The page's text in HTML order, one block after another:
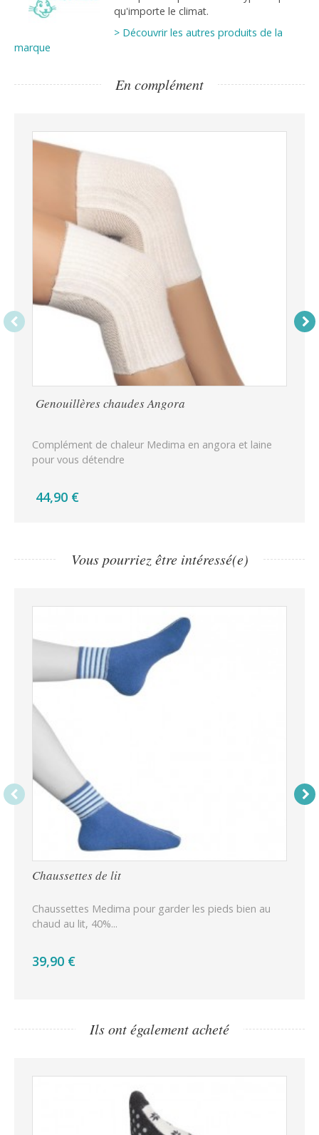
qu'importe le climat.
> Découvrir les autres produits de la
marque
En complément
Genouillères chaudes Angora
Complément de chaleur Medima en angora et laine
pour vous détendre
44,90 €
Vous pourriez être intéressé(e)
Chaussettes de lit
Chaussettes Medima pour garder les pieds bien au
chaud au lit, 40%...
39,90 €
Ils ont également acheté